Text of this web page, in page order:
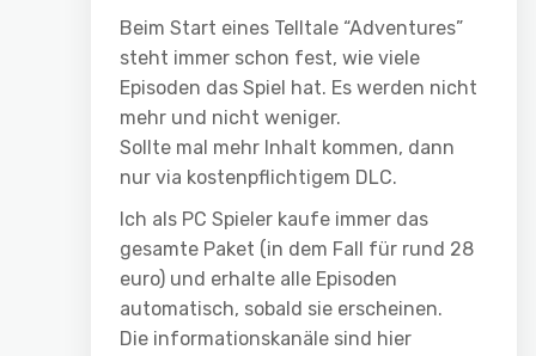
Beim Start eines Telltale “Adventures”
steht immer schon fest, wie viele
Episoden das Spiel hat. Es werden nicht
mehr und nicht weniger.
Sollte mal mehr Inhalt kommen, dann
nur via kostenpflichtigem DLC.
Ich als PC Spieler kaufe immer das
gesamte Paket (in dem Fall für rund 28
euro) und erhalte alle Episoden
automatisch, sobald sie erscheinen.
Die informationskanäle sind hier